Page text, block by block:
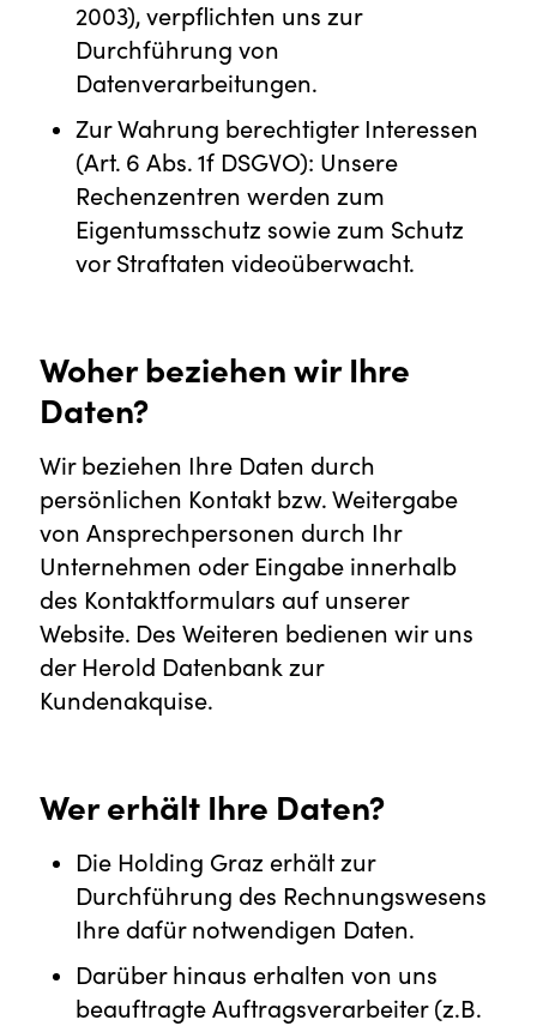
2003), verpflichten uns zur
Durchführung von
Datenverarbeitungen.
Zur Wahrung berechtigter Interessen
(Art. 6 Abs. 1f DSGVO): Unsere
Rechenzentren werden zum
Eigentumsschutz sowie zum Schutz
vor Straftaten videoüberwacht.
Woher beziehen wir Ihre
Daten?
Wir beziehen Ihre Daten durch
persönlichen Kontakt bzw. Weitergabe
von Ansprechpersonen durch Ihr
Unternehmen oder Eingabe innerhalb
des Kontaktformulars auf unserer
Website. Des Weiteren bedienen wir uns
der Herold Datenbank zur
Kundenakquise.
Wer erhält Ihre Daten?
Die Holding Graz erhält zur
Durchführung des Rechnungswesens
Ihre dafür notwendigen Daten.
Darüber hinaus erhalten von uns
beauftragte Auftragsverarbeiter (z.B.